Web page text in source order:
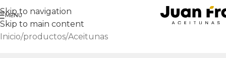
Skip to navigation
Skip to main content
MENU
Inicio/productos/Aceitunas